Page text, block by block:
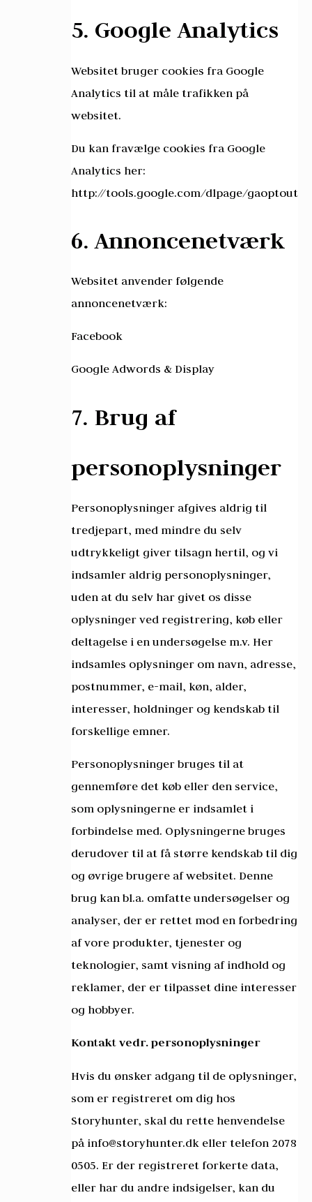
5. Google Analytics
Websitet bruger cookies fra Google
Analytics til at måle trafikken på
websitet.
Du kan fravælge cookies fra Google
Analytics her:
http://tools.google.com/dlpage/gaoptout
6. Annoncenetværk
Websitet anvender følgende
annoncenetværk:
Facebook
Google Adwords & Display
7. Brug af
personoplysninger
Personoplysninger afgives aldrig til
tredjepart, med mindre du selv
udtrykkeligt giver tilsagn hertil, og vi
indsamler aldrig personoplysninger,
uden at du selv har givet os disse
oplysninger ved registrering, køb eller
deltagelse i en undersøgelse m.v. Her
indsamles oplysninger om navn, adresse,
postnummer, e-mail, køn, alder,
interesser, holdninger og kendskab til
forskellige emner.
Personoplysninger bruges til at
gennemføre det køb eller den service,
som oplysningerne er indsamlet i
forbindelse med. Oplysningerne bruges
derudover til at få større kendskab til dig
og øvrige brugere af websitet. Denne
brug kan bl.a. omfatte undersøgelser og
analyser, der er rettet mod en forbedring
af vore produkter, tjenester og
teknologier, samt visning af indhold og
reklamer, der er tilpasset dine interesser
og hobbyer.
Kontakt vedr. personoplysninger
Hvis du ønsker adgang til de oplysninger,
som er registreret om dig hos
Storyhunter, skal du rette henvendelse
på info@storyhunter.dk eller telefon 2078
0505. Er der registreret forkerte data,
eller har du andre indsigelser, kan du